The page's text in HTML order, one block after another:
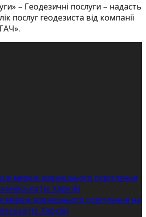
– Геодезичні послуги – надасть
послуг геодезиста від компанії
мереж зовнішнього освітлення на
(м. Харків)